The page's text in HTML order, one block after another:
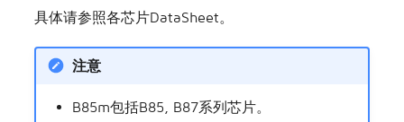
具体请参照各芯片DataSheet。
注意
B85m包括B85, B87系列芯片。